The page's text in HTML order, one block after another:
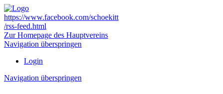
https://www.facebook.com/schoekitt
/rss-feed.html
Zur Homepage des Hauptvereins
Navigation überspringen
Login
Navigation überspringen